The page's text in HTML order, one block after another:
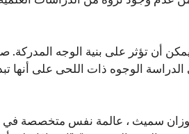
الوجوه ذات اللحى على أنها